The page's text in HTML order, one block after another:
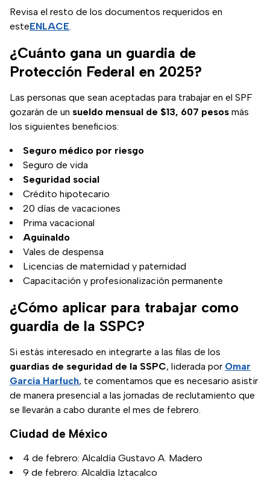
Revisa el resto de los documentos requeridos en
esteENLACE.
¿Cuánto gana un guardia de
Protección Federal en 2025?
Las personas que sean aceptadas para trabajar en el SPF
gozarán de un sueldo mensual de $13, 607 pesos más
los siguientes beneficios:
Seguro médico por riesgo
Seguro de vida
Seguridad social
Crédito hipotecario
20 días de vacaciones
Prima vacacional
Aguinaldo
Vales de despensa
Licencias de maternidad y paternidad
Capacitación y profesionalización permanente
¿Cómo aplicar para trabajar como
guardia de la SSPC?
Si estás interesado en integrarte a las filas de los
guardias de seguridad de la SSPC, liderada por Omar
García Harfuch, te comentamos que es necesario asistir
de manera presencial a las jornadas de reclutamiento que
se llevarán a cabo durante el mes de febrero.
Ciudad de México
4 de febrero: Alcaldía Gustavo A. Madero
9 de febrero: Alcaldía Iztacalco